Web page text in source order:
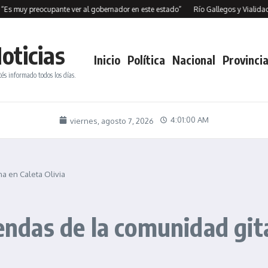
ver al gobernador en este estado” Río Gallegos y Vialidad
informado todos los días.
Inicio Política Nacional
viernes, agosto 7, 2026 4:01:01 AM
en Caleta Olivia
de la comunidad